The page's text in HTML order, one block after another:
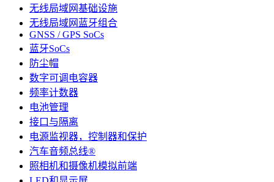
无线局域网基础设施
无线局域网蓝牙组合
GNSS / GPS SoCs
蓝牙SoCs
防尘帽
数字可调电容器
频率计数器
电池管理
接口与隔离
电源监视器，控制器和保护
汽车音频总线®
照相机和摄像机模拟前端